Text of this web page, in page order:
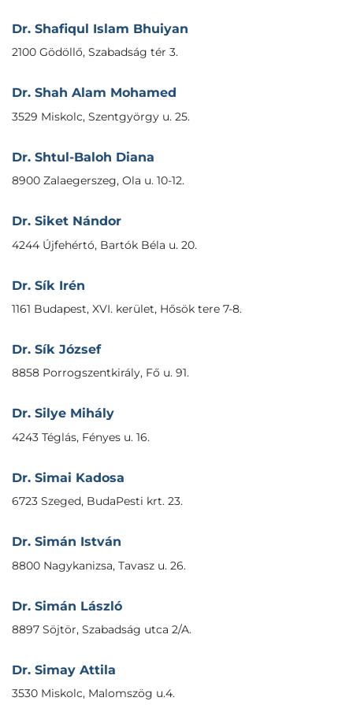
Dr. Shafiqul Islam Bhuiyan
2100 Gödöllő, Szabadság tér 3.
Dr. Shah Alam Mohamed
3529 Miskolc, Szentgyörgy u. 25.
Dr. Shtul-Baloh Diana
8900 Zalaegerszeg, Ola u. 10-12.
Dr. Siket Nándor
4244 Újfehértó, Bartók Béla u. 20.
Dr. Sík Irén
1161 Budapest, XVI. kerület, Hősök tere 7-8.
Dr. Sík József
8858 Porrogszentkirály, Fő u. 91.
Dr. Silye Mihály
4243 Téglás, Fényes u. 16.
Dr. Simai Kadosa
6723 Szeged, BudaPesti krt. 23.
Dr. Simán István
8800 Nagykanizsa, Tavasz u. 26.
Dr. Simán László
8897 Söjtör, Szabadság utca 2/A.
Dr. Simay Attila
3530 Miskolc, Malomszög u.4.